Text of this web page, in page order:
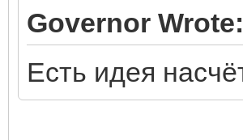
Governor Wrote:
Есть идея